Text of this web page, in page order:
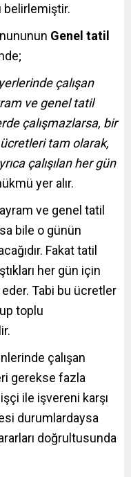
belirlemiştir.
Genel tatil
çalışan
ve genel tatil
çalışmazlarsa, bir
ücretleri tam olarak,
çalışılan her gün
yer alır.
ve genel tatil
bile o günün
Fakat tatil
her gün için
Tabi bu ücretler
toplu
çalışan
gerekse fazla
ile işvereni karşı
durumlardaysa
doğrultusunda